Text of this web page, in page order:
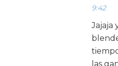
9:42
Jajaja
las